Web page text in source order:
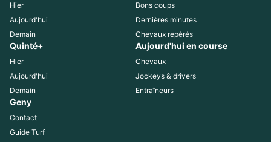
Hier
Aujourd'hui
Demain
Bons coups
Dernières minutes
Chevaux repérés
Quinté+
Hier
Aujourd'hui
Demain
Aujourd'hui en course
Chevaux
Jockeys & drivers
Entraîneurs
Geny
Contact
Guide Turf